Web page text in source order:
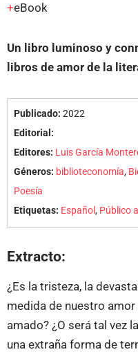
eBook
Un libro luminoso y
libros de amor de la
Publicado: 2022
Editorial:
Editores: Luis García
Géneros: biblioteconomía,
Poesía
Etiquetas: Español, Público
Extracto:
¿Es la tristeza, la
medida de nuestro
amado? ¿O será tal vez
una extraña forma de